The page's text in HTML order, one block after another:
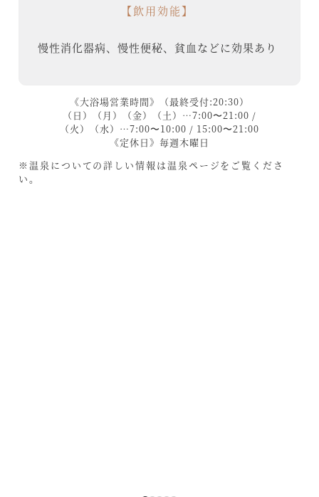
【飲用効能】
慢性消化器病、慢性便秘、貧血などに効果あり
《大浴場営業時間》（最終受付:20:30）
（日）（月）（金）（土）…7:00〜21:00 /
（火）（水）…7:00〜10:00 / 15:00〜21:00
《定休日》毎週木曜日
※温泉についての詳しい情報は温泉ページをご覧くださ
い。